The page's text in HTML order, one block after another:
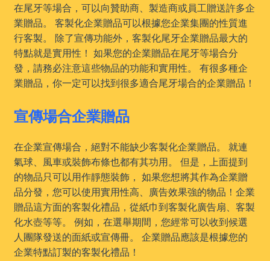
在尾牙等場合，可以向贊助商、製造商或員工贈送許多企
業贈品。 客製化企業贈品可以根據您企業集團的性質進
行客製。 除了宣傳功能外，客製化尾牙企業贈品最大的
特點就是實用性！ 如果您的企業贈品在尾牙等場合分
發，請務必注意這些物品的功能和實用性。 有很多種企
業贈品，你一定可以找到很多適合尾牙場合的企業贈品！
宣傳場合企業贈品
在企業宣傳場合，絕對不能缺少客製化企業贈品。 就連
氣球、風車或裝飾布條也都有其功用。 但是，上面提到
的物品只可以用作靜態裝飾， 如果您想將其作為企業贈
品分發，您可以使用實用性高、廣告效果強的物品！企業
贈品這方面的客製化禮品，從紙巾到客製化廣告扇、客製
化水壺等等。 例如，在選舉期間，您經常可以收到候選
人團隊發送的面紙或宣傳冊。 企業贈品應該是根據您的
企業特點訂製的客製化禮品！